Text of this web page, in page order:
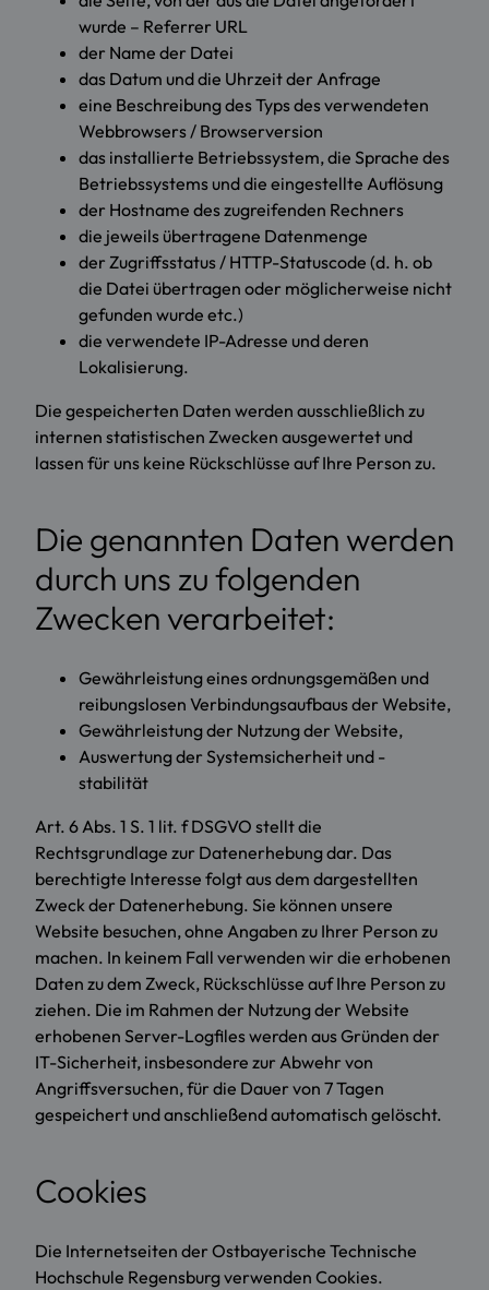
wurde – Referrer URL
der Name der Datei
das Datum und die Uhrzeit der Anfrage
eine Beschreibung des Typs des verwendeten
Webbrowsers / Browserversion
das installierte Betriebssystem, die Sprache des
Betriebssystems und die eingestellte Auflösung
der Hostname des zugreifenden Rechners
die jeweils übertragene Datenmenge
der Zugriffsstatus / HTTP-Statuscode (d. h. ob
die Datei übertragen oder möglicherweise nicht
gefunden wurde etc.)
die verwendete IP-Adresse und deren
Lokalisierung.
Die gespeicherten Daten werden ausschließlich zu
internen statistischen Zwecken ausgewertet und
lassen für uns keine Rückschlüsse auf Ihre Person zu.
Die genannten Daten werden
durch uns zu folgenden
Zwecken verarbeitet:
Gewährleistung eines ordnungsgemäßen und
reibungslosen Verbindungsaufbaus der Website,
Gewährleistung der Nutzung der Website,
Auswertung der Systemsicherheit und -
stabilität
Art. 6 Abs. 1 S. 1 lit. f DSGVO stellt die
Rechtsgrundlage zur Datenerhebung dar. Das
berechtigte Interesse folgt aus dem dargestellten
Zweck der Datenerhebung. Sie können unsere
Website besuchen, ohne Angaben zu Ihrer Person zu
machen. In keinem Fall verwenden wir die erhobenen
Daten zu dem Zweck, Rückschlüsse auf Ihre Person zu
ziehen. Die im Rahmen der Nutzung der Website
erhobenen Server-Logfiles werden aus Gründen der
IT-Sicherheit, insbesondere zur Abwehr von
Angriffsversuchen, für die Dauer von 7 Tagen
gespeichert und anschließend automatisch gelöscht.
Cookies
Die Internetseiten der Ostbayerische Technische
Hochschule Regensburg verwenden Cookies.